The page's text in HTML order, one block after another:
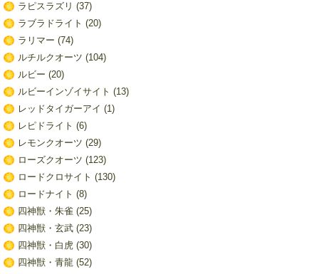
ラピスラズリ (37)
ラブラドライト (20)
ラリマー (74)
ルチルクオーツ (104)
ルビー (20)
ルビーインゾイサイト (13)
レッドタイガーアイ (1)
レピドライト (6)
レモンクオーツ (29)
ローズクオーツ (123)
ロードクロサイト (130)
ロードナイト (8)
四神獣・朱雀 (25)
四神獣・玄武(23)
四神獣・白虎(30)
四神獣・青龍(52)